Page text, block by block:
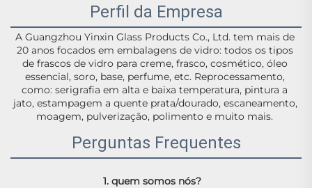
Perfil da Empresa
A Guangzhou Yinxin Glass Products Co., Ltd. tem mais de
20 anos focados em embalagens de vidro: todos os tipos
de frascos de vidro para creme, frasco, cosmético, óleo
essencial, soro, base, perfume, etc. Reprocessamento,
como: serigrafia em alta e baixa temperatura, pintura a
jato, estampagem a quente prata/dourado, escaneamento,
moagem, pulverização, polimento e muito mais.
Perguntas Frequentes
1. quem somos nós?